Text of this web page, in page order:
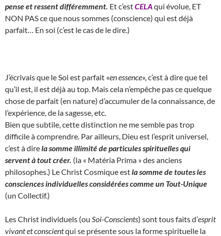
pense et ressent différemment. Et c’estCELAqui évolue, ET
NON PAS ce que nous sommes (conscience) qui est déjà
parfait… En soi (c’est le cas de le dire.)
J’écrivais que le Soi est parfait «en essence», c’est à dire que tel
qu’il est, il est déjà au top. Mais cela n’empêche pas ce quelque
chose de parfait (en nature) d’accumuler de la connaissance, de
l’expérience, de la sagesse, etc.
Bien que subtile, cette distinction ne me semble pas trop
difficile à comprendre. Par ailleurs, Dieu est l’esprit universel,
c’est à direla somme illimité de particules spirituelles qui
servent à tout créer. (la « Matéria Prima » des anciens
philosophes.) Le Christ Cosmique estla somme de toutes les
consciences individuelles considérées comme un Tout-Unique
(un Collectif.)
Les Christ individuels (ou Soi-Conscients) sont tous faits d’esprit
vivant et conscientqui se présente sous la forme spirituelle la